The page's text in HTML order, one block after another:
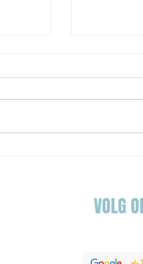
droomvilla
VOLG